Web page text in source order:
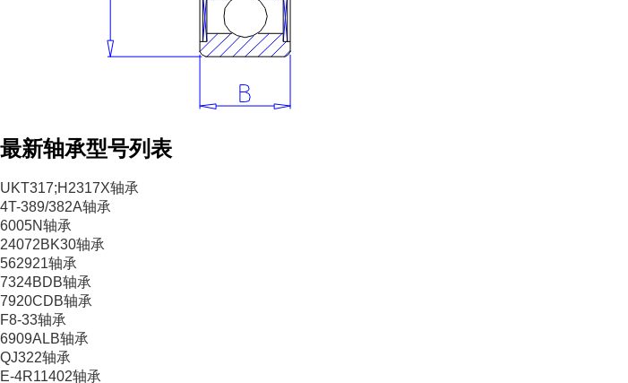
最新轴承型号列表
UKT317;H2317X轴承
4T-389/382A轴承
6005N轴承
24072BK30轴承
562921轴承
7324BDB轴承
7920CDB轴承
F8-33轴承
6909ALB轴承
QJ322轴承
E-4R11402轴承